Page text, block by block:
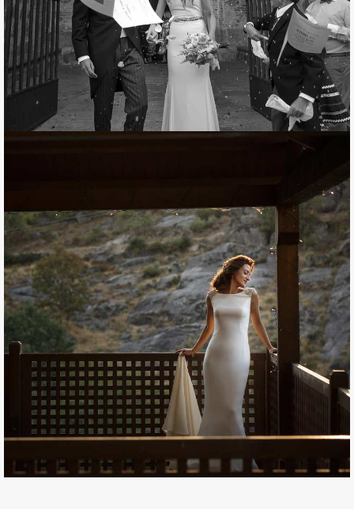
JAIME Y BRENDA. UNA
BODA PARA TRES
Las fotografías de la Boda
SARA Y JOEL
Álbum de boda